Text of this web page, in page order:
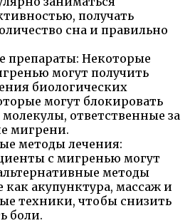
получать
сна и правильно
препараты: Некоторые
могут получить
биологических
могут блокировать
ответственные за
мигрени.
методы лечения:
с мигренью могут
методы
как акупунктура, массаж и
техники, чтобы снизить
боли.